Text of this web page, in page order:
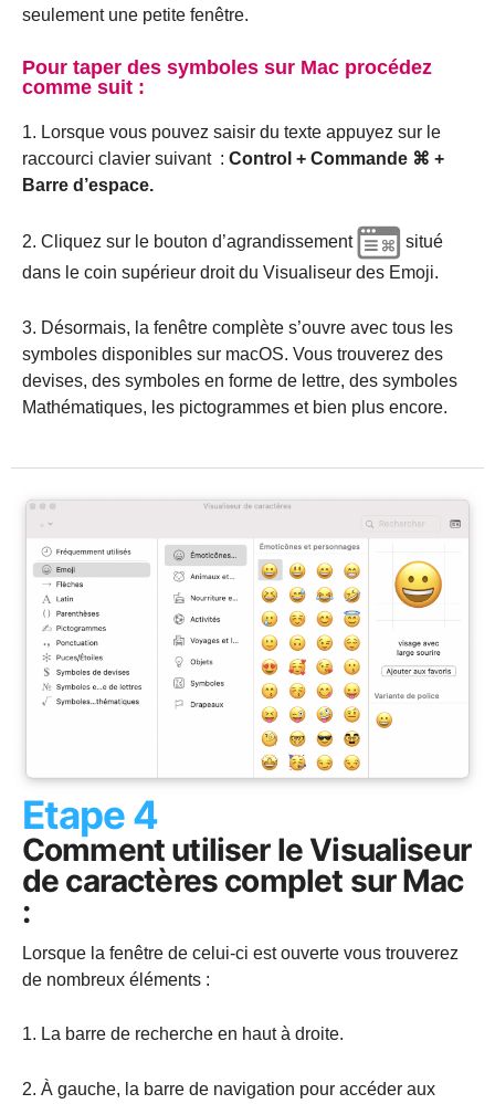
seulement une petite fenêtre.
Pour taper des symboles sur Mac procédez
comme suit :
1. Lorsque vous pouvez saisir du texte appuyez sur le
raccourci clavier suivant : Control + Commande ⌘ +
Barre d’espace.
2. Cliquez sur le bouton d’agrandissement
situé
dans le coin supérieur droit du Visualiseur des Emoji.
3. Désormais, la fenêtre complète s’ouvre avec tous les
symboles disponibles sur macOS. Vous trouverez des
devises, des symboles en forme de lettre, des symboles
Mathématiques, les pictogrammes et bien plus encore.
Etape 4
Comment utiliser le Visualiseur
de caractères complet sur Mac
:
Lorsque la fenêtre de celui-ci est ouverte vous trouverez
de nombreux éléments :
1. La barre de recherche en haut à droite.
2. À gauche, la barre de navigation pour accéder aux